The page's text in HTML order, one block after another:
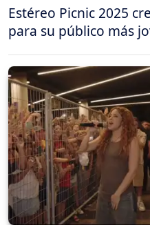
Estéreo Picnic 2025
para su público más